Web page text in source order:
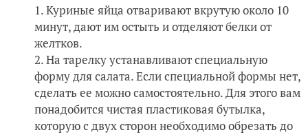
Куриные яйца отваривают вкрутую около 10
минут, дают им остыть и отделяют белки от
желтков.
На тарелку устанавливают специальную
форму для салата. Если специальной формы нет,
сделать ее можно самостоятельно. Для этого вам
понадобится чистая пластиковая бутылка,
которую с двух сторон необходимо обрезать до